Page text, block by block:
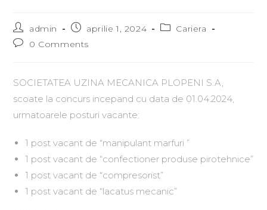
admin aprilie 1, 2024
Cariera
0 Comments
SOCIETATEA UZINA MECANICA PLOPENI S.A,
scoate la concurs incepand cu data de 01.04.2024,
urmatoarele posturi vacante:
1 post vacant de “manipulant marfuri ”
1 post vacant de “confectioner produse pirotehnice”
1 post vacant de “compresorist”
1 post vacant de “lacatus mecanic”